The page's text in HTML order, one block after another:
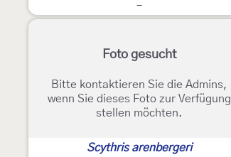
-
Foto gesucht
Bitte kontaktieren Sie die Admins,
wenn Sie dieses Foto zur Verfügung
stellen möchten.
Scythris arenbergeri